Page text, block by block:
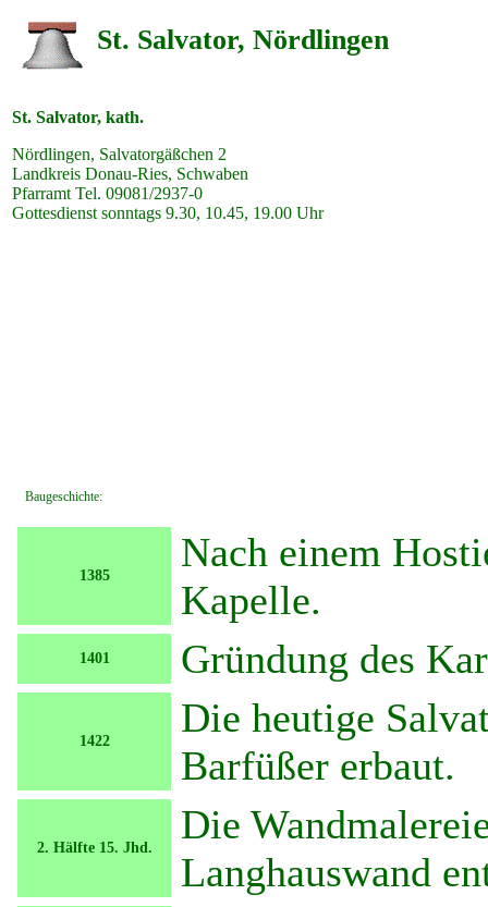
St. Salvator, Nördlingen
St. Salvator, kath.
Nördlingen, Salvatorgäßchen 2
Landkreis Donau-Ries, Schwaben
Pfarramt Tel. 09081/2937-0
Gottesdienst sonntags 9.30, 10.45, 19.00 Uhr
Baugeschichte:
1385
Nach einem
Kapelle.
1401 Gründung des
1422
Die heutige
Barfüßer erbaut.
2. Hälfte 15. Jhd.
Die
Langhauswand